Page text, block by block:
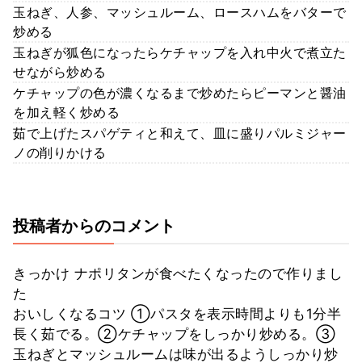
玉ねぎ、人参、マッシュルーム、ロースハムをバターで
炒める
玉ねぎが狐色になったらケチャップを入れ中火で煮立た
せながら炒める
ケチャップの色が濃くなるまで炒めたらピーマンと醤油
を加え軽く炒める
茹で上げたスパゲティと和えて、皿に盛りパルミジャー
ノの削りかける
投稿者からのコメント
きっかけ ナポリタンが食べたくなったので作りまし
た
おいしくなるコツ ①パスタを表示時間よりも1分半
長く茹でる。②ケチャップをしっかり炒める。③
玉ねぎとマッシュルームは味が出るようしっかり炒